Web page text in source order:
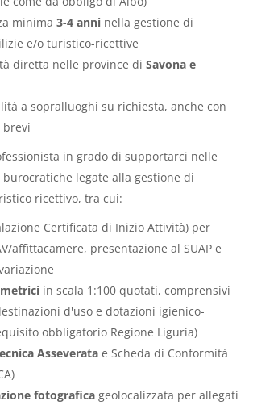
minima 3-4 anni nella gestione di
e/o turistico-ricettive
diretta nelle province di Savona e
a sopralluoghi su richiesta, anche con
in grado di supportarci nelle
legate alla gestione di
ricettivo, tra cui:
Certificata di Inizio Attività) per
affittacamere, presentazione al SUAP e
in scala 1:100 quotati, comprensivi
d'uso e dotazioni igienico-
obbligatorio Regione Liguria)
Asseverata e Scheda di Conformità
fotografica geolocalizzata per allegati